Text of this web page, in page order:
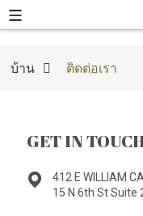
บ้าน ติดต่อเรา
GET IN
412 E WILLIAM
15 N 6th St Suite